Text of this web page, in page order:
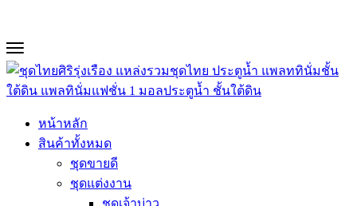
หน้าหลัก
สินค้าทั้งหมด
ชุดขายดี
ชุดแต่งงาน
ชุดเจ้าบ่าว